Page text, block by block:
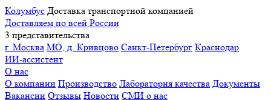
Колумбус Доставка транспортной компанией
Доставляем по всей России
3 представительства
г. Москва МО, д. Кривцово Санкт-Петербург Краснодар
ИИ-ассистент
О нас
О компании Производство Лаборатория качества Документы
Вакансии Отзывы Новости СМИ о нас